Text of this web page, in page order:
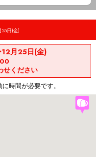
25日(金)
月25日(金)
せください
時間が必要です。